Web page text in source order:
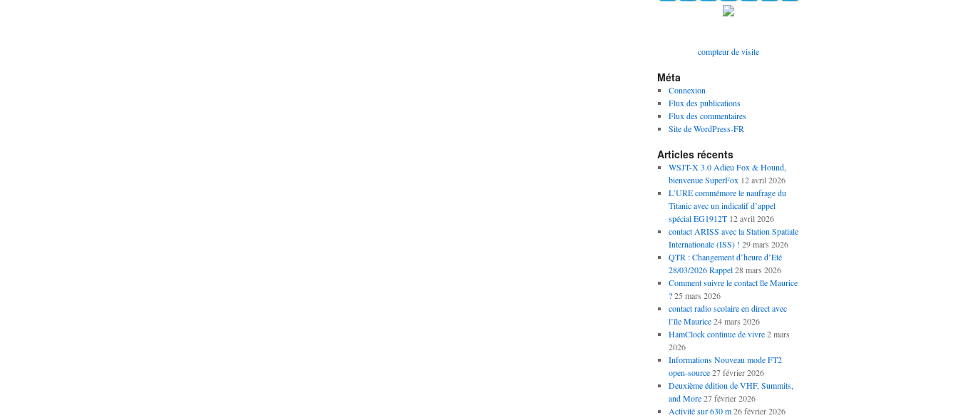
compteur de visite
Méta
Connexion
Flux des publications
Flux des commentaires
Site de WordPress-FR
Articles récents
WSJT-X 3.0 Adieu Fox & Hound,
bienvenue SuperFox 12 avril 2026
L’URE commémore le naufrage du
Titanic avec un indicatif d’appel
spécial EG1912T 12 avril 2026
contact ARISS avec la Station Spatiale
Internationale (ISS) ! 29 mars 2026
QTR : Changement d’heure d’Eté
28/03/2026 Rappel 28 mars 2026
Comment suivre le contact île Maurice
? 25 mars 2026
contact radio scolaire en direct avec
l’île Maurice 24 mars 2026
HamClock continue de vivre 2 mars
2026
Informations Nouveau mode FT2
open-source 27 février 2026
Deuxième édition de VHF, Summits,
and More 27 février 2026
Activité sur 630 m 26 février 2026